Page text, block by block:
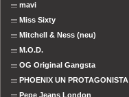
mavi
Miss Sixty
Mitchell & Ness (neu)
M.O.D.
OG Original Gangsta
PHOENIX UN PROTAGONISTA
Pepe Jeans London